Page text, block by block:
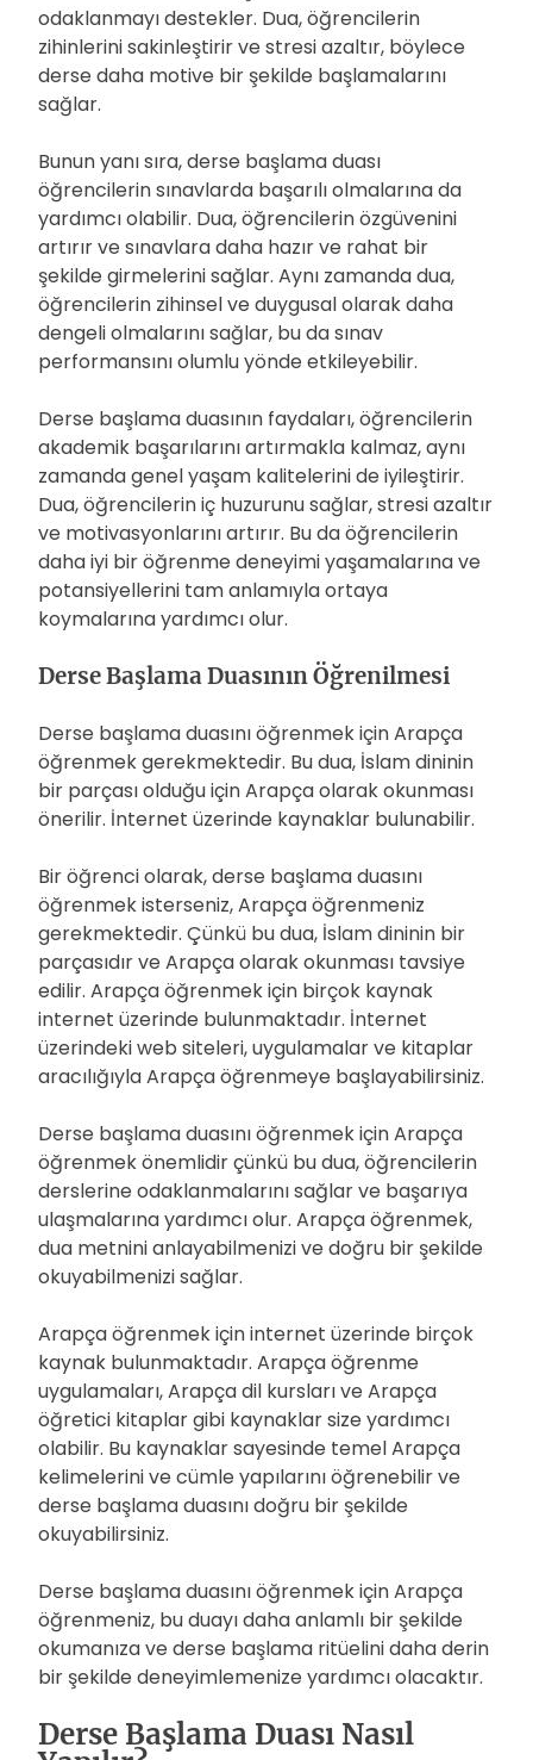
odaklanmayı destekler. Dua, öğrencilerin
zihinlerini sakinleştirir ve stresi azaltır, böylece
derse daha motive bir şekilde başlamalarını
sağlar.
Bunun yanı sıra, derse başlama duası
öğrencilerin sınavlarda başarılı olmalarına da
yardımcı olabilir. Dua, öğrencilerin özgüvenini
artırır ve sınavlara daha hazır ve rahat bir
şekilde girmelerini sağlar. Aynı zamanda dua,
öğrencilerin zihinsel ve duygusal olarak daha
dengeli olmalarını sağlar, bu da sınav
performansını olumlu yönde etkileyebilir.
Derse başlama duasının faydaları, öğrencilerin
akademik başarılarını artırmakla kalmaz, aynı
zamanda genel yaşam kalitelerini de iyileştirir.
Dua, öğrencilerin iç huzurunu sağlar, stresi azaltır
ve motivasyonlarını artırır. Bu da öğrencilerin
daha iyi bir öğrenme deneyimi yaşamalarına ve
potansiyellerini tam anlamıyla ortaya
koymalarına yardımcı olur.
Derse Başlama Duasının Öğrenilmesi
Derse başlama duasını öğrenmek için Arapça
öğrenmek gerekmektedir. Bu dua, İslam dininin
bir parçası olduğu için Arapça olarak okunması
önerilir. İnternet üzerinde kaynaklar bulunabilir.
Bir öğrenci olarak, derse başlama duasını
öğrenmek isterseniz, Arapça öğrenmeniz
gerekmektedir. Çünkü bu dua, İslam dininin bir
parçasıdır ve Arapça olarak okunması tavsiye
edilir. Arapça öğrenmek için birçok kaynak
internet üzerinde bulunmaktadır. İnternet
üzerindeki web siteleri, uygulamalar ve kitaplar
aracılığıyla Arapça öğrenmeye başlayabilirsiniz.
Derse başlama duasını öğrenmek için Arapça
öğrenmek önemlidir çünkü bu dua, öğrencilerin
derslerine odaklanmalarını sağlar ve başarıya
ulaşmalarına yardımcı olur. Arapça öğrenmek,
dua metnini anlayabilmenizi ve doğru bir şekilde
okuyabilmenizi sağlar.
Arapça öğrenmek için internet üzerinde birçok
kaynak bulunmaktadır. Arapça öğrenme
uygulamaları, Arapça dil kursları ve Arapça
öğretici kitaplar gibi kaynaklar size yardımcı
olabilir. Bu kaynaklar sayesinde temel Arapça
kelimelerini ve cümle yapılarını öğrenebilir ve
derse başlama duasını doğru bir şekilde
okuyabilirsiniz.
Derse başlama duasını öğrenmek için Arapça
öğrenmeniz, bu duayı daha anlamlı bir şekilde
okumanıza ve derse başlama ritüelini daha derin
bir şekilde deneyimlemenize yardımcı olacaktır.
Derse Başlama Duası Nasıl